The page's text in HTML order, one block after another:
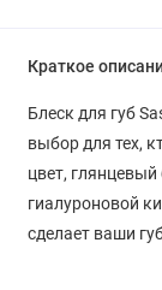
Краткое
Блеск для губ
выбор для тех,
цвет,
гиалуроновой
сделает ваши